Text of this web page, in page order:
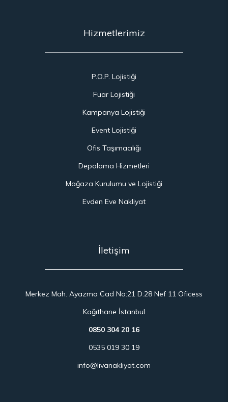
Hizmetlerimiz
P.O.P. Lojistiği
Fuar Lojistiği
Kampanya Lojistiği
Event Lojistiği
Ofis Taşımacılığı
Depolama Hizmetleri
Mağaza Kurulumu ve Lojistiği
Evden Eve Nakliyat
İletişim
Merkez Mah. Ayazma Cad No:21 D:28 Nef 11 Oficess
Kağıthane İstanbul
0850 304 20 16
0535 019 30 19
info@livanakliyat.com